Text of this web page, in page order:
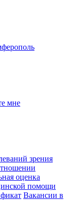
мне
зрения
оценка
помощи
Вакансии в